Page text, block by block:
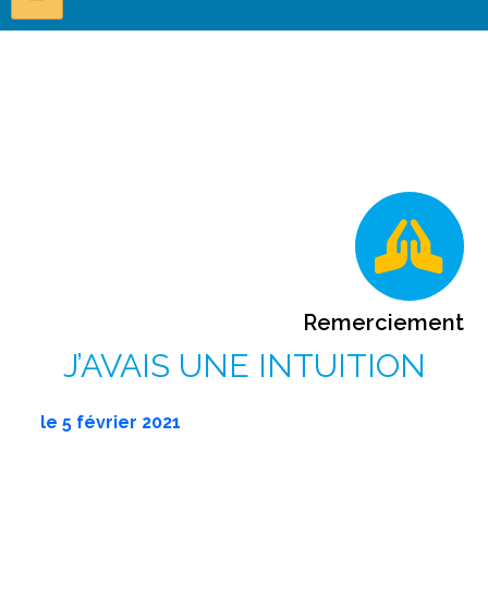
Remerciement
J’AVAIS UNE INTUITION
le5 février 2021